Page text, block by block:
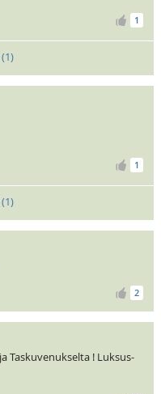
1
1)
1
1)
2
Taskuvenukselta ! Luksus-